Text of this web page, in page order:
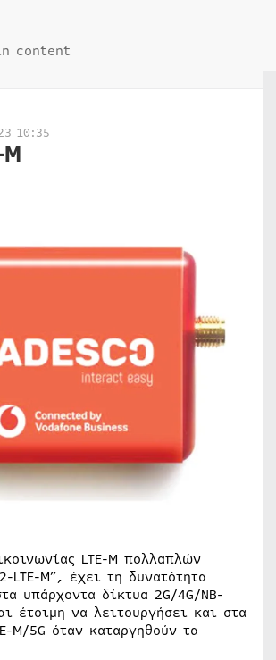
content
10:35
LTE-M πολλαπλών
LTE-M”, έχει τη δυνατότητα
υπάρχοντα δίκτυα 2G/4G/NB-
έτοιμη να λειτουργήσει και στα
M/5G όταν καταργηθούν τα